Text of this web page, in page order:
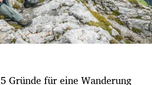
Gründe für eine Wanderung